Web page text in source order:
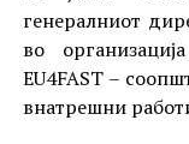
генералниот
во
EU4FAST –
внатрешни